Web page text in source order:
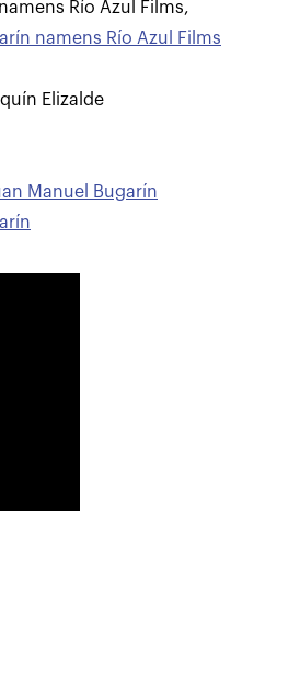
Río Azul Films,
namens Río Azul Films
Elizalde
Manuel Bugarín